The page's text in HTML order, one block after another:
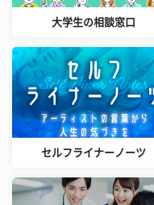
大学生の相談窓口
セルフライナーノーツ